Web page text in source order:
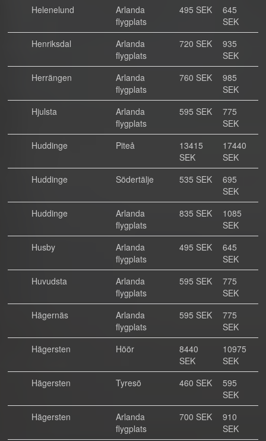
Helenelund
Arlanda
flygplats
495 SEK
645
SEK
Henriksdal
Arlanda
flygplats
720 SEK
935
SEK
Herrängen
Arlanda
flygplats
760 SEK
985
SEK
Hjulsta
Arlanda
flygplats
595 SEK
775
SEK
Huddinge
Piteå
13415
SEK
17440
SEK
Huddinge
Södertälje 535 SEK
695
SEK
Huddinge
Arlanda
flygplats
835 SEK
1085
SEK
Husby
Arlanda
flygplats
495 SEK
645
SEK
Huvudsta
Arlanda
flygplats
595 SEK
775
SEK
Hägernäs
Arlanda
flygplats
595 SEK
775
SEK
Hägersten
Höör
8440
SEK
10975
SEK
Hägersten
Tyresö 460 SEK
595
SEK
Hägersten
Arlanda
flygplats
700 SEK
910
SEK